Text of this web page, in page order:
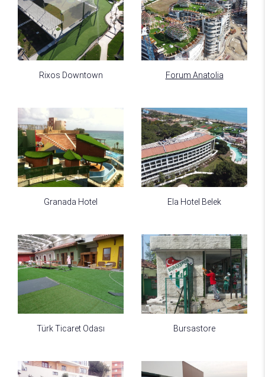
Rixos Downtown Forum Anatolia
Granada Hotel Ela Hotel Belek
Türk Ticaret Odası Bursastore